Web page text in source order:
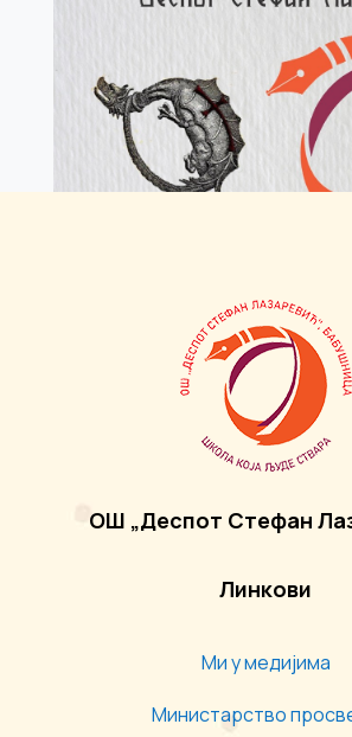
ОШ „Деспот Стефан
Линкови
Ми у медијима
Министарство